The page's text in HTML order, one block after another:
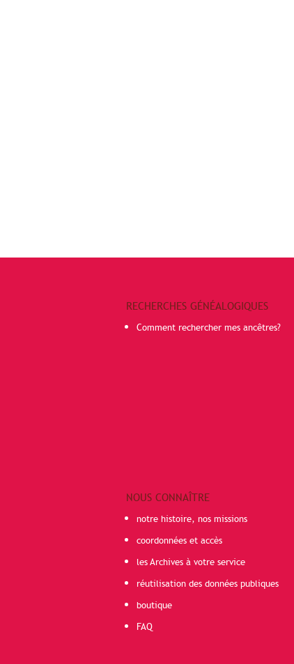
RECHERCHES GÉNÉALOGIQUES
Comment rechercher mes ancêtres?
NOUS CONNAÎTRE
notre histoire, nos missions
coordonnées et accès
les Archives à votre service
réutilisation des données publiques
boutique
FAQ